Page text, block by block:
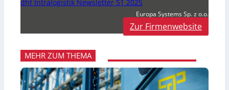
dhf Intralogistik Newsletter 51 2025
Europa Systems Sp. z o.o.
Zur Firmenwebsite
MEHR ZUM THEMA